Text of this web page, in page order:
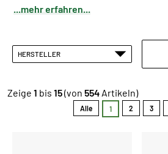
...mehr erfahren...
HERSTELLER
Zeige 1 bis 15(von 554 Artikeln)
Alle 1 2 3